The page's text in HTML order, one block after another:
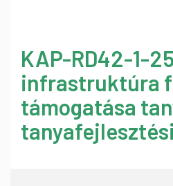
KAP-RD42-1-
infrastruktúra
támogatása